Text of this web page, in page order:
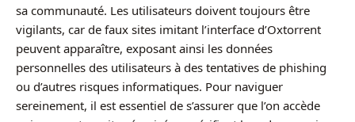
sa communauté. Les utilisateurs doivent toujours être
vigilants, car de faux sites imitant l’interface d’Oxtorrent
peuvent apparaître, exposant ainsi les données
personnelles des utilisateurs à des tentatives de phishing
ou d’autres risques informatiques. Pour naviguer
sereinement, il est essentiel de s’assurer que l’on accède